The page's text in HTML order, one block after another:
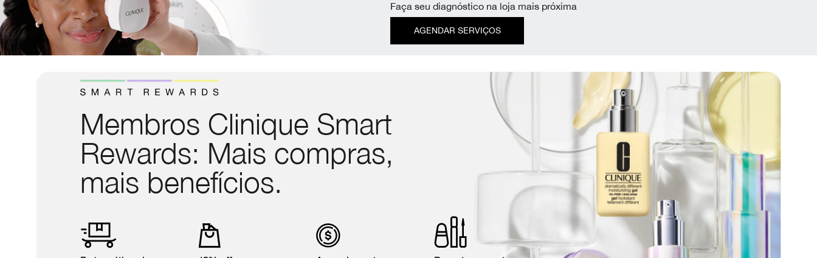
Faça seu diagnóstico na loja mais próxima
AGENDAR SERVIÇOS
Membros Clinique Smart
Rewards: Mais compras,
mais benefícios.